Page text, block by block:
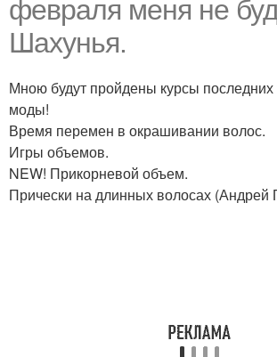
февраля меня не
Шахунья.
Мною будут пройдены курсы последних
моды!
Время перемен в окрашивании волос.
Игры объемов.
NEW! Прикорневой объем.
Прически на длинных волосах (Андрей